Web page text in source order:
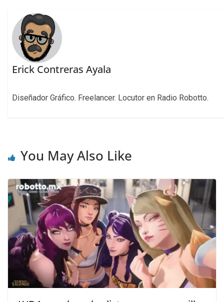
Erick Contreras Ayala
Diseñador Gráfico. Freelancer. Locutor en Radio Robotto.
You May Also Like